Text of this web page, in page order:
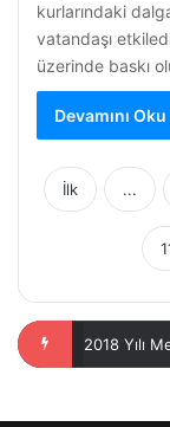
kurlarındaki
vatandaşı
üzerinde baskı
Devamını Oku
İlk ...
2019 Yılı